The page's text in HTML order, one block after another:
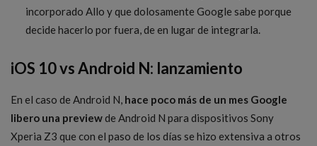
incorporado Allo y que dolosamente Google sabe porque
decide hacerlo por fuera, de en lugar de integrarla.
iOS 10 vs Android N: lanzamiento
En el caso de Android N, hace poco más de un mes Google
libero una previewde Android N para dispositivos Sony
Xperia Z3 que con el paso de los días se hizo extensiva a otros